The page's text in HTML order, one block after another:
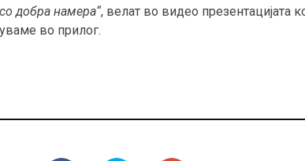
добра намера“, велат во видео презентацијата
во прилог.